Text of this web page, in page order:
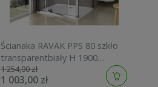
Ścianaka RAVAK PPS 80 szkło
transparentbiały H 1900
90G40100Z1
1 254,00 zł
1 003,00 zł